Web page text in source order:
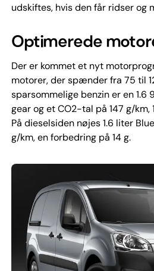
udskiftes, hvis den får ridser og
Optimerede
Der er kommet et nyt
motorer, der spænder fra 75 til
sparsommelige benzin er en 1.6
gear og et CO2-tal på 147 g/km,
På dieselsiden nøjes 1.6 liter
g/km, en forbedring på 14 g.